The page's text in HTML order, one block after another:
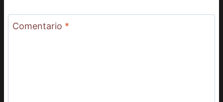
Comentario *